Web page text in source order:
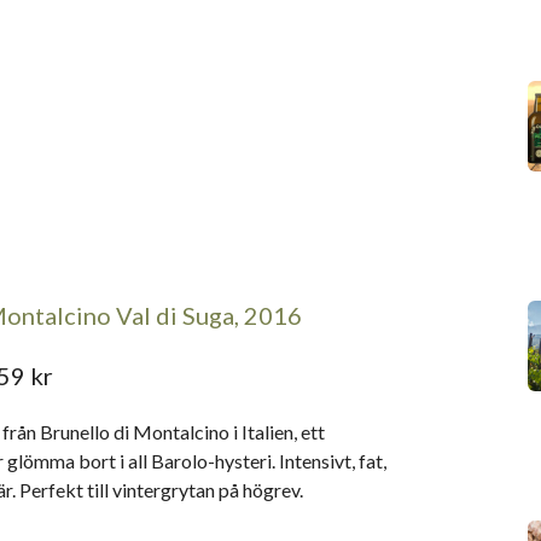
Val di Suga, 2016
kr
Brunello di Montalcino i Italien, ett
glömma bort i all Barolo-hysteri. Intensivt, fat,
Perfekt till vintergrytan på högrev.